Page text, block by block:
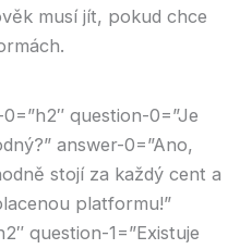
musí jít, pokud chce
question-0=”Je
answer-0=”Ano,
stojí za každý cent a
platformu!”
question-1=”Existuje